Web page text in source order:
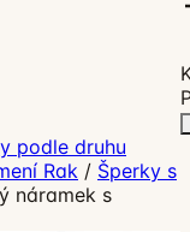
podle druhu
Rak / Šperky s
náramek s